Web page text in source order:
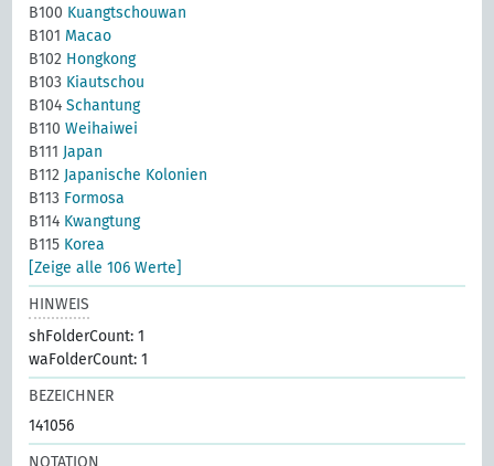
B100 Kuangtschouwan
B101 Macao
B102 Hongkong
B103 Kiautschou
B104Schantung
B110Weihaiwei
B111 Japan
B112 Japanische Kolonien
B113 Formosa
B114 Kwangtung
B115 Korea
[Zeige alle 106 Werte]
HINWEIS
shFolderCount: 1
waFolderCount: 1
BEZEICHNER
141056
NOTATION